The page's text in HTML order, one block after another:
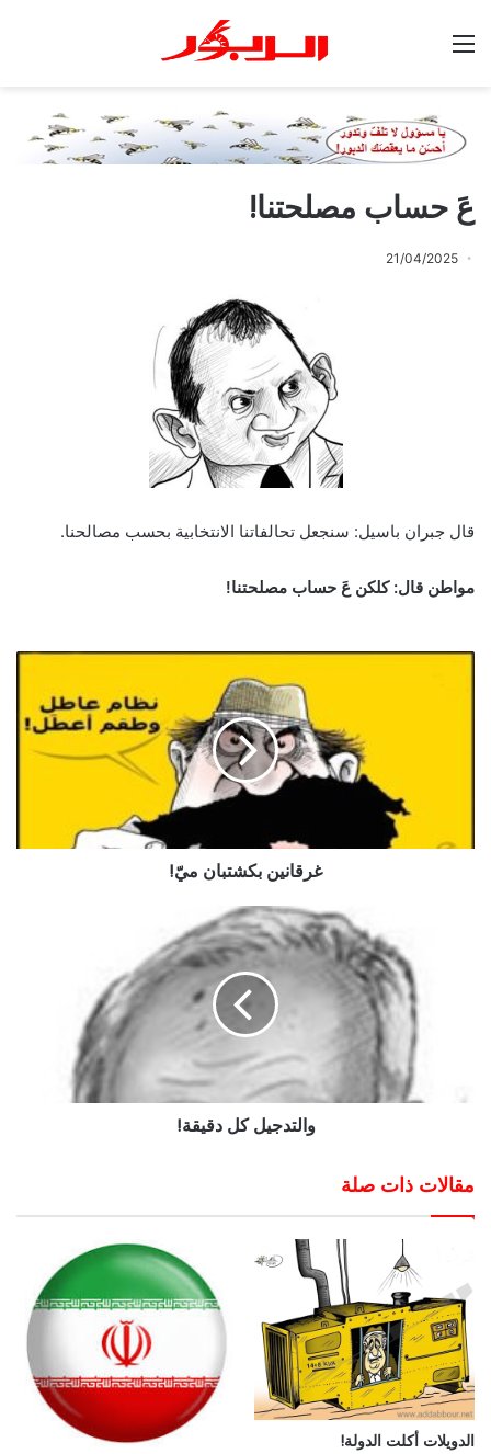
عَ حساب مصلحتنا!
21/04/2025
قال جبران باسيل: سنجعل تحالفاتنا الانتخابية بحسب مصالحنا.
مواطن قال: كلكن عَ حساب مصلحتنا!
غرقانين بكشتبان ميّ!
والتدجيل كل دقيقة!
مقالات ذات صلة
الدويلات أكلت الدولة!